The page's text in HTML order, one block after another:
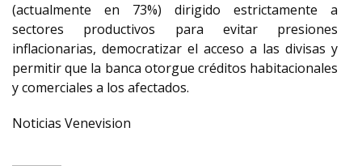
(actualmente en 73%) dirigido estrictamente a
sectores productivos para evitar presiones
inflacionarias, democratizar el acceso a las divisas y
permitir que la banca otorgue créditos habitacionales
y comerciales a los afectados.
Noticias Venevision